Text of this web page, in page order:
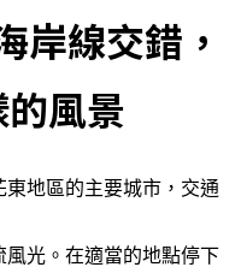
岸線交錯，
風景
地區的主要城市，交通
光。在適當的地點停下